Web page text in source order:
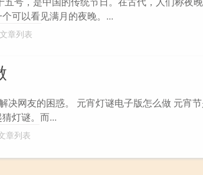
可以看见满月的夜晚。...
文章列表
决网友的困惑。 元宵灯谜电子版怎么做 元宵
灯谜。而...
章列表